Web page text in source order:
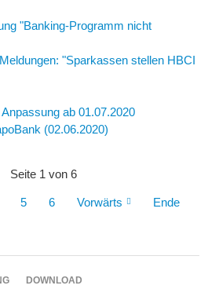
"Banking-Programm nicht
"Sparkassen stellen HBCI
ab 01.07.2020
(02.06.2020)
Seite 1 von 6
5 6 Vorwärts Ende
DOWNLOAD